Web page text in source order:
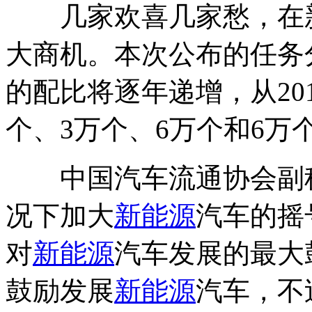
几家欢喜几家愁，在
大商机。本次公布的任
的配比将逐年递增，从
个、3万个、6万个和6万
中国汽车流通协会副
况下加大新能源汽车的
对新能源汽车发展的最
鼓励发展新能源汽车，